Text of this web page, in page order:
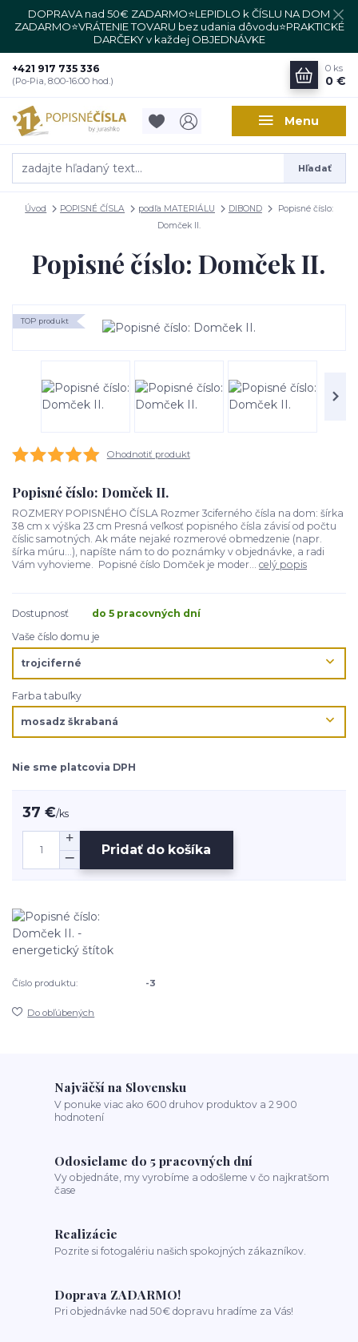
DOPRAVA nad 50€ ZADARMO⭐LEPIDLO k ČÍSLU NA DOM
ZADARMO⭐VRÁTENIE TOVARU bez udania dôvodu⭐PRAKTICKÉ
DARČEKY v každej OBJEDNÁVKE
Menu
Hľadať
+421 917 735 336
(Po-Pia, 8:00-16:00 hod.)
0 ks
0 €
Úvod POPISNÉ ČÍSLA podľa MATERIÁLU DIBOND
Popisné číslo:
Domček II.
Popisné číslo: Domček II.
TOP produkt
Ohodnotiť produkt
Popisné číslo: Domček II.
ROZMERY POPISNÉHO ČÍSLA Rozmer 3ciferného čísla na dom: šírka
38 cm x výška 23 cm Presná veľkosť popisného čísla závisí od počtu
číslic samotných. Ak máte nejaké rozmerové obmedzenie (napr.
šírka múru...), napíšte nám to do poznámky v objednávke, a radi
Vám vyhovieme. Popisné číslo Domček je moder... celý popis
Dostupnosť
do 5 pracovných dní
Vaše číslo domu je
Farba tabuľky
Nie sme platcovia DPH
37 €/ks
Pridať do košíka
Číslo produktu: -3
Do obľúbených
Najväčší na Slovensku
V ponuke viac ako 600 druhov produktov a 2 900
hodnotení
Odosielame do 5 pracovných dní
Vy objednáte, my vyrobíme a odošleme v čo najkratšom
čase
Realizácie
Pozrite si fotogalériu našich spokojných zákazníkov.
Doprava ZADARMO!
Pri objednávke nad 50€ dopravu hradíme za Vás!